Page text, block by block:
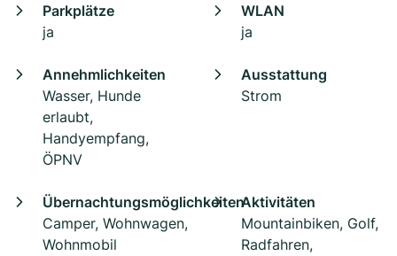
Parkplätze
ja
WLAN
ja
Annehmlichkeiten
Wasser, Hunde
erlaubt,
Handyempfang,
ÖPNV
Ausstattung
Strom
Übernachtungsmöglichkeiten
Camper, Wohnwagen,
Wohnmobil
Aktivitäten
Mountainbiken, Golf,
Radfahren,